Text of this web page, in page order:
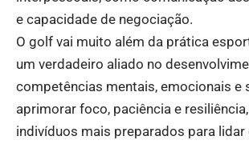
e capacidade de negociação.
O golf vai muito além da prática
um verdadeiro aliado no
competências mentais, emocionais e
aprimorar foco, paciência e
indivíduos mais preparados para